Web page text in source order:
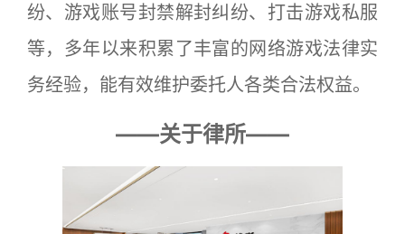
纷、游戏账号封禁解封纠纷、打击游戏私服
等，多年以来积累了丰富的网络游戏法律实
务经验，能有效维护委托人各类合法权益。
——关于律所——